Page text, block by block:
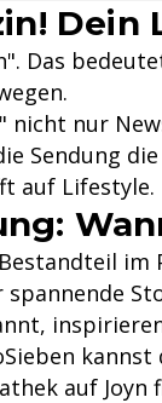
Das
nur
Sendung
auf Lifestyle.
auf